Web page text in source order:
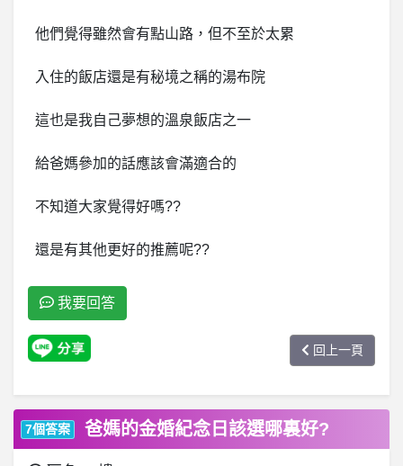
他們覺得雖然會有點山路，但不至於太累
入住的飯店還是有秘境之稱的湯布院
這也是我自己夢想的溫泉飯店之一
給爸媽參加的話應該會滿適合的
不知道大家覺得好嗎??
還是有其他更好的推薦呢??
我要回答
回上一頁
7個答案 爸媽的金婚紀念日該選哪裏好?